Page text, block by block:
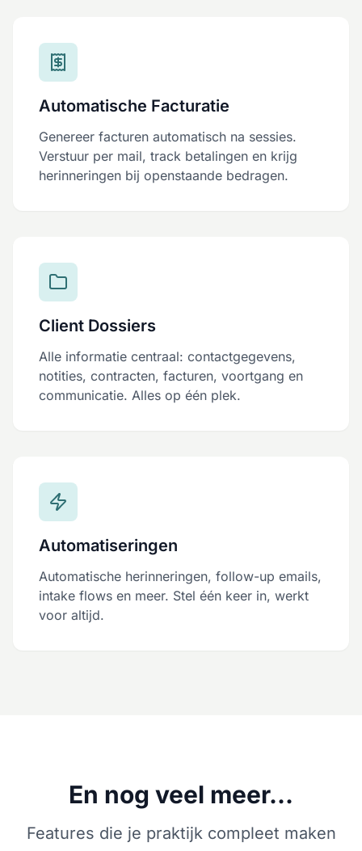
Automatische Facturatie
Genereer facturen automatisch na sessies.
Verstuur per mail, track betalingen en krijg
herinneringen bij openstaande bedragen.
Client Dossiers
Alle informatie centraal: contactgegevens,
notities, contracten, facturen, voortgang en
communicatie. Alles op één plek.
Automatiseringen
Automatische herinneringen, follow-up emails,
intake flows en meer. Stel één keer in, werkt
voor altijd.
En nog veel meer...
Features die je praktijk compleet maken